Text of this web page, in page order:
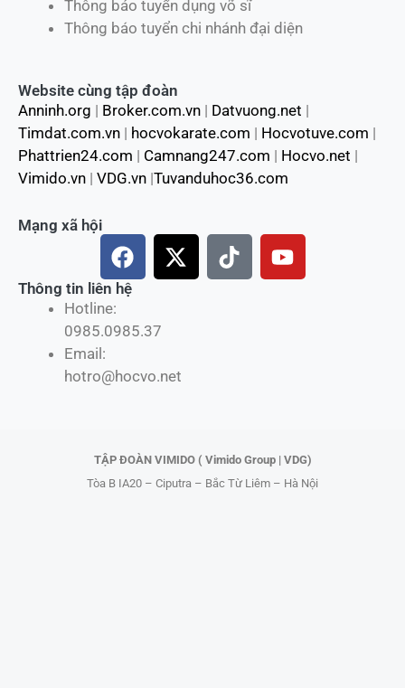
Thông báo tuyển dụng võ sĩ
Thông báo tuyển chi nhánh đại diện
Website cùng tập đoàn
Anninh.org | Broker.com.vn | Datvuong.net |
Timdat.com.vn | hocvokarate.com | Hocvotuve.com |
Phattrien24.com | Camnang247.com | Hocvo.net |
Vimido.vn | VDG.vn |Tuvanduhoc36.com
Hotline:
0985.0985.37
Email:
hotro@hocvo.net
Mạng xã hội
F
a
c
b
o
X
-
t
T
i
Y
o
Thông tin liên hệ
TẬP ĐOÀN VIMIDO ( Vimido Group | VDG)
Tòa B IA20 – Ciputra – Bắc Từ Liêm – Hà Nội